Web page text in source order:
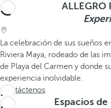
ALLEGRO
La celebración de sus sueños
Riviera Maya, rodeado de las
de Playa del Carmen y donde
experiencia inolvidable.
Contáctenos
Espacios de